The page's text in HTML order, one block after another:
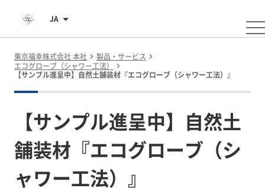
JA
東京福幸株式会社 本社
製品・サービス
エコグローブ（シャワー工法）
【サンプル進呈中】自然土舗装材『エコグローブ（シャワー工法）』
【サンプル進呈中】自然土
舗装材『エコグローブ（シ
ャワー工法）』